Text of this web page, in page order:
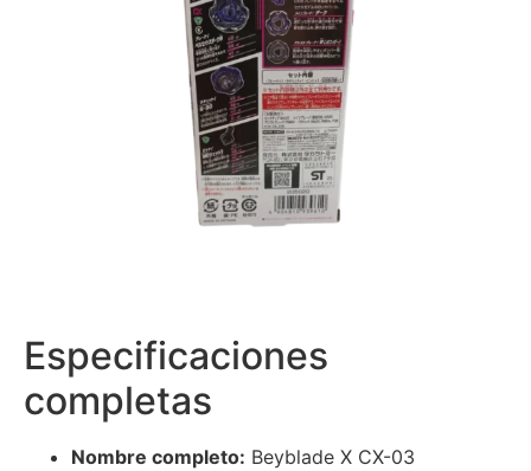
Especificaciones
completas
Nombre completo: Beyblade X CX-03